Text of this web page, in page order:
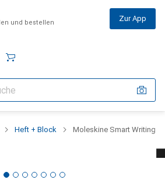
und bestellen Zur App
Heft + Block Moleskine Smart Writing